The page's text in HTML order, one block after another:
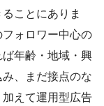
ことにありま
ォロワー中心の
年齢・地域・興
、まだ接点のな
えて運用型広告